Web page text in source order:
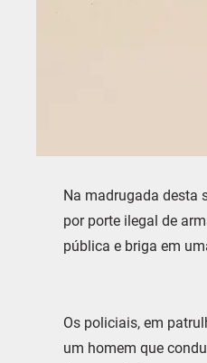
Na madrugada desta
por porte ilegal de
pública e briga em
Os policiais, em
um homem que